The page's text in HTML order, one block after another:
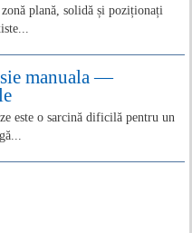
plană, solidă și poziționați
manuala —
este o sarcină dificilă pentru un